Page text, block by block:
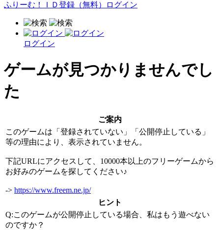
ふりーむ！ＩＤ登録（無料） ログイン
ログイン
ゲームが見つかりませんでし
た
ご案内
このゲームは「登録されていない」「公開停止している」
等の理由により、表示されていません。
下記URLにアクセスして、10000本以上のフリーゲームから
お好みのゲームを探してください♪
-> https://www.freem.ne.jp/
ヒント
Q:このゲームが公開停止している場合、私はもう遊べない
のですか？